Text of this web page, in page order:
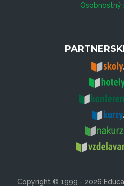
Osobnostný
Copyright © 1999 - 2026